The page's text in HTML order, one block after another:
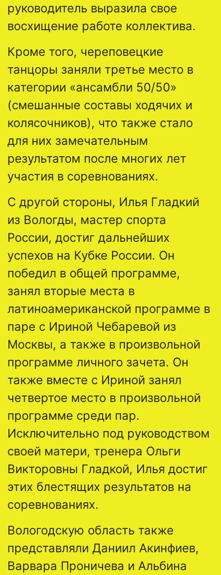
руководитель выразила свое
восхищение работе коллектива.
Кроме того, череповецкие
танцоры заняли третье место в
категории «ансамбли 50/50»
(смешанные составы ходячих и
колясочников), что также стало
для них замечательным
результатом после многих лет
участия в соревнованиях.
С другой стороны, Илья Гладкий
из Вологды, мастер спорта
России, достиг дальнейших
успехов на Кубке России. Он
победил в общей программе,
занял вторые места в
латиноамериканской программе в
паре с Ириной Чебаревой из
Москвы, а также в произвольной
программе личного зачета. Он
также вместе с Ириной занял
четвертое место в произвольной
программе среди пар.
Исключительно под руководством
своей матери, тренера Ольги
Викторовны Гладкой, Илья достиг
этих блестящих результатов на
соревнованиях.
Вологодскую область также
представляли Даниил Акинфиев,
Варвара Проничева и Альбина